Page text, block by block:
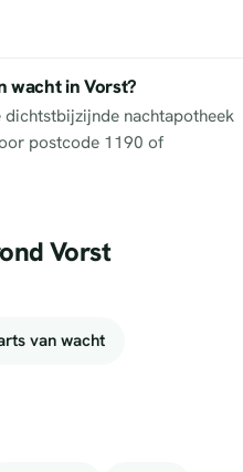
wacht in Vorst?
nachtapotheek
postcode 1190 of
Vorst
van wacht